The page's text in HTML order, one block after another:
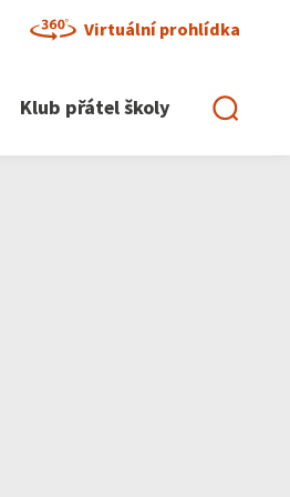
Klub přátel školy
Virtuální prohlídka